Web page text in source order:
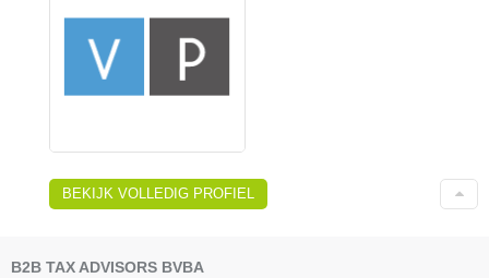
BEKIJK VOLLEDIG PROFIEL
B2B TAX ADVISORS BVBA